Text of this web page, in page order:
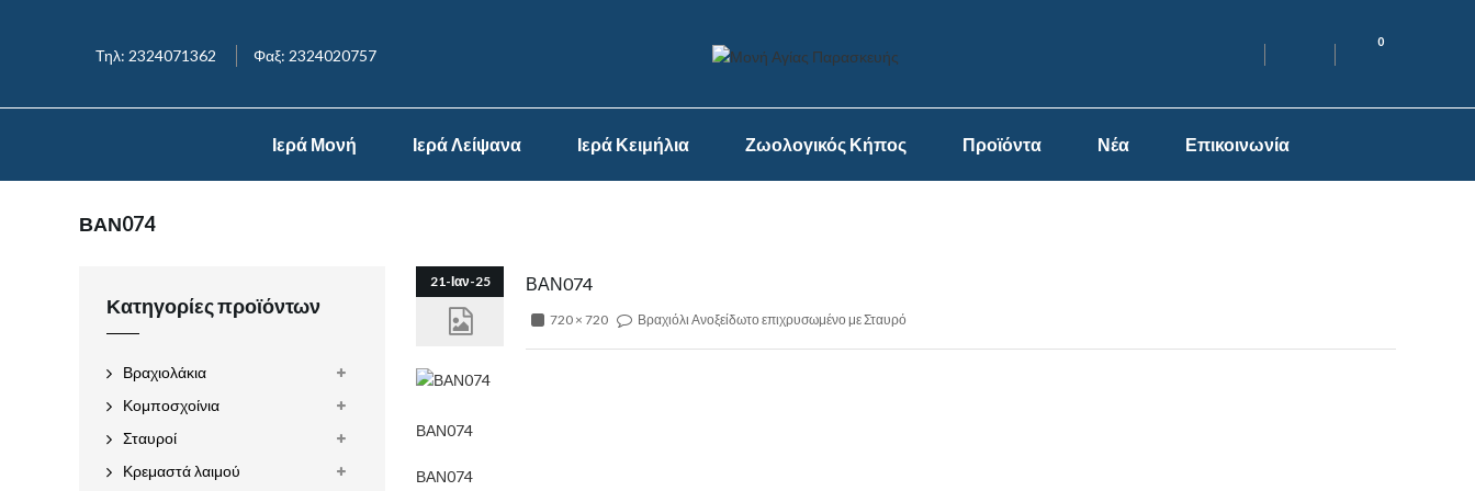
Τηλ: 2324071362 Φαξ: 2324020757
0
Ιερά Μονή Ιερά Λείψανα Ιερά Κειμήλια Ζωολογικός Κήπος Προϊόντα Νέα Επικοινωνία
ΒΑΝ074
21-Ιαν-25 ΒΑΝ074
720 × 720 Βραχιόλι Ανοξείδωτο επιχρυσωμένο με Σταυρό
ΒΑΝ074
ΒΑΝ074
Κατηγορίες προϊόντων
Βραχιολάκια
Κομποσχοίνια
Σταυροί
Κρεμαστά λαιμού